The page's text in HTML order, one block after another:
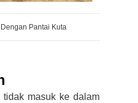
Pantai Kuta
masuk ke dalam